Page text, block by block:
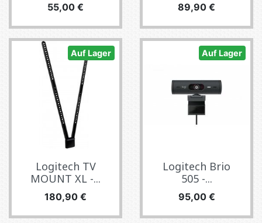
Preis
55,00 € Preis
89,90 €
Auf Lager
Logitech TV
MOUNT XL -...
Preis
180,90 €
Auf Lager
Logitech Brio
505 -...
Preis
95,00 €